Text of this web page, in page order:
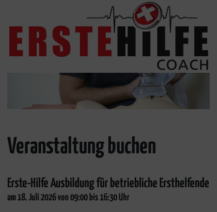
Veranstaltung buchen
Erste-Hilfe Ausbildung für betriebliche Ersthelfende
am 18. Juli 2026 von 09:00 bis 16:30 Uhr